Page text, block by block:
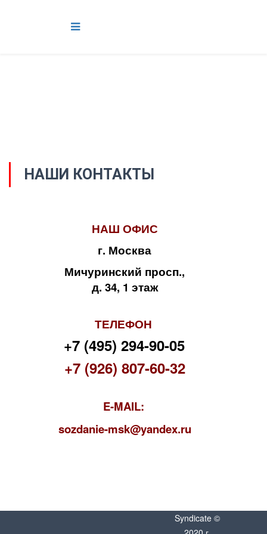
НАШИ КОНТАКТЫ
НАШ ОФИС
г. Москва
Мичуринский просп.,
д. 34, 1 этаж
ТЕЛЕФОН
+7 (495) 294-90-05
+7 (926) 807-60-32
E-MAIL:
sozdanie-msk@yandex.ru
Syndicate ©